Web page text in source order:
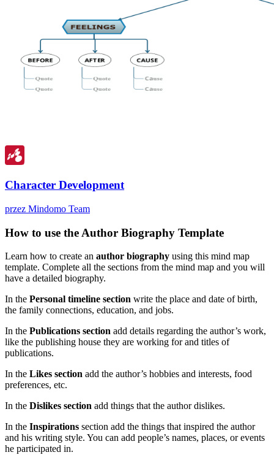
Character Development
przez Mindomo Team
How to use the Author Biography Template
Learn how to create an author biography using this mind map
template. Complete all the sections from the mind map and you will
have a detailed biography.
In the Personal timeline section write the place and date of birth,
the family connections, education, and jobs.
In the Publications section add details regarding the author’s work,
like the publishing house they are working for and titles of
publications.
In the Likes section add the author’s hobbies and interests, food
preferences, etc.
In the Dislikes section add things that the author dislikes.
In the Inspirations section add the things that inspired the author
and his writing style. You can add people’s names, places, or events
he participated in.